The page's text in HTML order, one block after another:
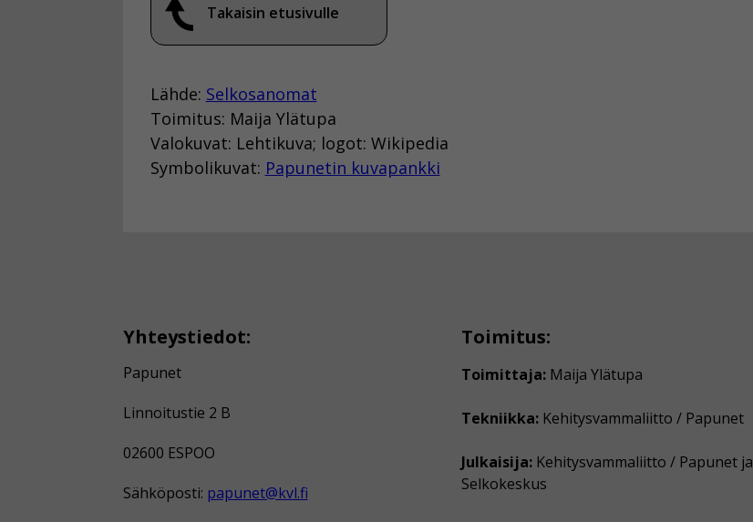
Takaisin etusivulle
Lähde: Selkosanomat
Toimitus: Maija Ylätupa
Valokuvat: Lehtikuva; logot: Wikipedia
Symbolikuvat: Papunetin kuvapankki
Yhteystiedot:
Papunet
Linnoitustie 2 B
02600 ESPOO
Sähköposti: papunet@kvl.fi
Toimitus:
Toimittaja: Maija Ylätupa
Tekniikka: Kehitysvammaliitto / Papunet
Julkaisija: Kehitysvammaliitto / Papunet ja
Selkokeskus